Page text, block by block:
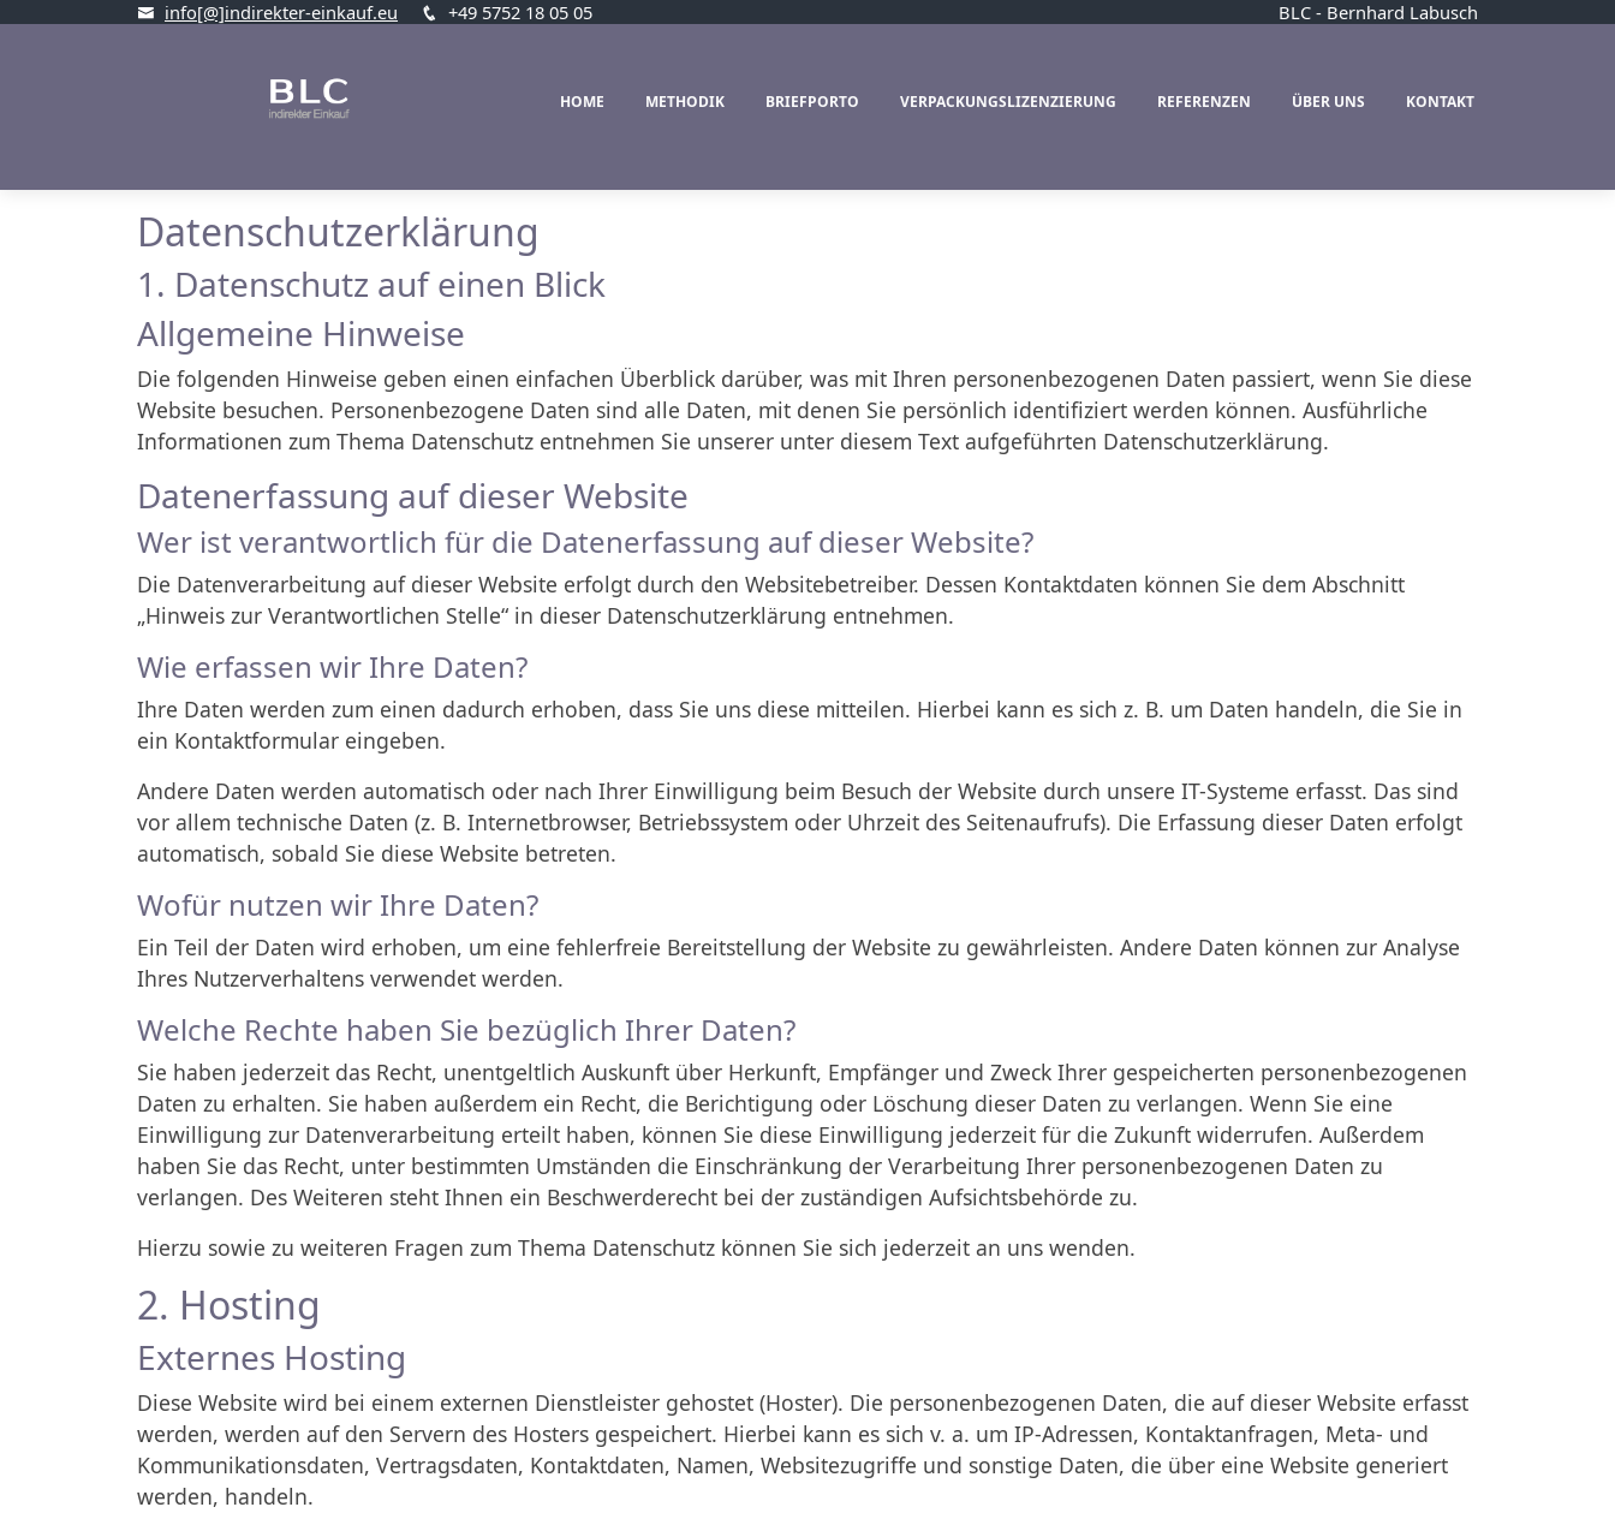
info[@]indirekter-einkauf.eu +49 5752 18 05 05 BLC - Bernhard Labusch
HOME METHODIK BRIEFPORTO VERPACKUNGSLIZENZIERUNG REFERENZEN ÜBER UNS KONTAKT
Datenschutz­erklärung
1. Datenschutz auf einen Blick
Allgemeine Hinweise
Die folgenden Hinweise geben einen einfachen Überblick darüber, was mit Ihren personenbezogenen Daten passiert, wenn Sie diese
Website besuchen. Personenbezogene Daten sind alle Daten, mit denen Sie persönlich identifiziert werden können. Ausführliche
Informationen zum Thema Datenschutz entnehmen Sie unserer unter diesem Text aufgeführten Datenschutzerklärung.
Datenerfassung auf dieser Website
Wer ist verantwortlich für die Datenerfassung auf dieser Website?
Die Datenverarbeitung auf dieser Website erfolgt durch den Websitebetreiber. Dessen Kontaktdaten können Sie dem Abschnitt
„Hinweis zur Verantwortlichen Stelle“ in dieser Datenschutzerklärung entnehmen.
Wie erfassen wir Ihre Daten?
Ihre Daten werden zum einen dadurch erhoben, dass Sie uns diese mitteilen. Hierbei kann es sich z. B. um Daten handeln, die Sie in
ein Kontaktformular eingeben.
Andere Daten werden automatisch oder nach Ihrer Einwilligung beim Besuch der Website durch unsere IT-Systeme erfasst. Das sind
vor allem technische Daten (z. B. Internetbrowser, Betriebssystem oder Uhrzeit des Seitenaufrufs). Die Erfassung dieser Daten erfolgt
automatisch, sobald Sie diese Website betreten.
Wofür nutzen wir Ihre Daten?
Ein Teil der Daten wird erhoben, um eine fehlerfreie Bereitstellung der Website zu gewährleisten. Andere Daten können zur Analyse
Ihres Nutzerverhaltens verwendet werden.
Welche Rechte haben Sie bezüglich Ihrer Daten?
Sie haben jederzeit das Recht, unentgeltlich Auskunft über Herkunft, Empfänger und Zweck Ihrer gespeicherten personenbezogenen
Daten zu erhalten. Sie haben außerdem ein Recht, die Berichtigung oder Löschung dieser Daten zu verlangen. Wenn Sie eine
Einwilligung zur Datenverarbeitung erteilt haben, können Sie diese Einwilligung jederzeit für die Zukunft widerrufen. Außerdem
haben Sie das Recht, unter bestimmten Umständen die Einschränkung der Verarbeitung Ihrer personenbezogenen Daten zu
verlangen. Des Weiteren steht Ihnen ein Beschwerderecht bei der zuständigen Aufsichtsbehörde zu.
Hierzu sowie zu weiteren Fragen zum Thema Datenschutz können Sie sich jederzeit an uns wenden.
2. Hosting
Externes Hosting
Diese Website wird bei einem externen Dienstleister gehostet (Hoster). Die personenbezogenen Daten, die auf dieser Website erfasst
werden, werden auf den Servern des Hosters gespeichert. Hierbei kann es sich v. a. um IP-Adressen, Kontaktanfragen, Meta- und
Kommunikationsdaten, Vertragsdaten, Kontaktdaten, Namen, Websitezugriffe und sonstige Daten, die über eine Website generiert
werden, handeln.